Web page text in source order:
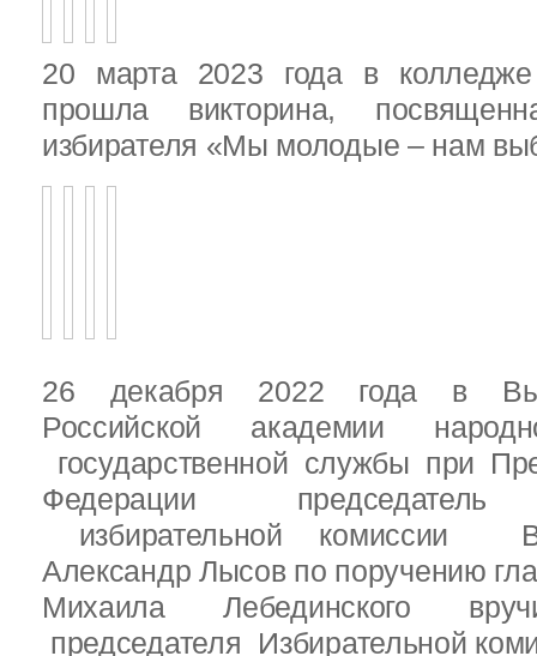
20 марта 2023 года в колледже
прошла викторина,
избирателя «Мы молодые – нам
26 декабря 2022 года в
Российской академии
государственной службы при
Федерации председатель
избирательной комиссии
Александр Лысов по поручению
Михаила Лебединского
председателя Избирательной